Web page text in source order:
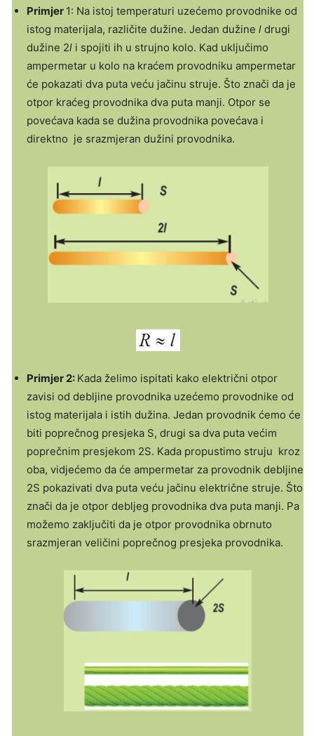
Primjer 1: Na istoj temperaturi uzećemo provodnike od
istog materijala, različite dužine. Jedan dužine l drugi
dužine 2l i spojiti ih u strujno kolo. Kad uključimo
ampermetar u kolo na kraćem provodniku ampermetar
će pokazati dva puta veću jačinu struje. Što znači da je
otpor kraćeg provodnika dva puta manji. Otpor se
povećava kada se dužina provodnika povećava i
direktno je srazmjeran dužini provodnika.
Primjer 2: Kada želimo ispitati kako električni otpor
zavisi od debljine provodnika uzećemo provodnike od
istog materijala i istih dužina. Jedan provodnik ćemo će
biti poprečnog presjeka S, drugi sa dva puta većim
poprečnim presjekom 2S. Kada propustimo struju kroz
oba, vidjećemo da će ampermetar za provodnik debljine
2S pokazivati dva puta veću jačinu električne struje. Što
znači da je otpor debljeg provodnika dva puta manji. Pa
možemo zaključiti da je otpor provodnika obrnuto
srazmjeran veličini poprečnog presjeka provodnika.